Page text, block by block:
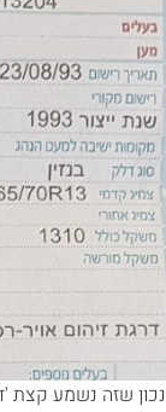
נכון שזה נשמע קצת